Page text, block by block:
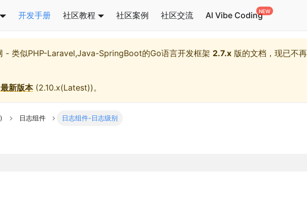
开发手册 社区教程 社区案例 社区交流 AI Vibe Coding
- 类似PHP-Laravel,Java-SpringBoot的Go语言开发框架 2.7.x 版的文档，现已不再
最新版本(2.10.x(Latest))。
日志组件 日志组件-日志级别